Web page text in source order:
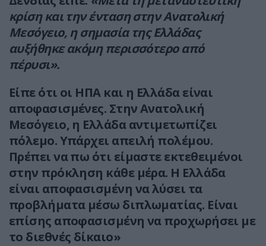
κρίση και την ένταση στην Ανατολική
Μεσόγειο, η σημασία της Ελλάδας
αυξήθηκε ακόμη περισσότερο από
πέρυσι».
Είπε ότι οι ΗΠΑ και η Ελλάδα είναι
αποφασισμένες. Στην Ανατολική
Μεσόγειο, η Ελλάδα αντιμετωπίζει
πόλεμο. Υπάρχει απειλή πολέμου.
Πρέπει να πω ότι είμαστε εκτεθειμένοι
στην πρόκληση κάθε μέρα. Η Ελλάδα
είναι αποφασισμένη να λύσει τα
προβλήματα μέσω διπλωματίας. Είναι
επίσης αποφασισμένη να προχωρήσει με
το διεθνές δίκαιο»